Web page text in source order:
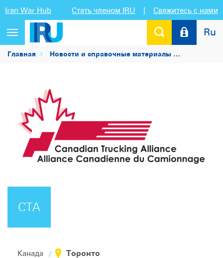
Iran War Hub Стать членом IRU | Свяжитесь с нами
Переключить
навигацию
Ru
Главная Новости и справочные материалы
CTA
Канада Торонто